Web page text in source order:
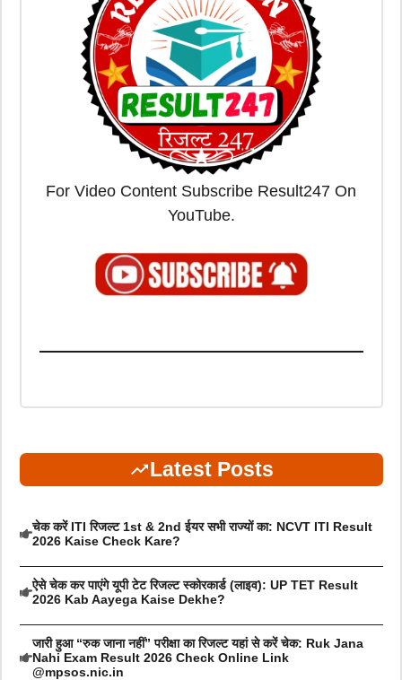
For Video Content Subscribe Result247 On
YouTube.
Latest Posts
चेक करें ITI रिजल्ट 1st & 2nd ईयर सभी राज्यों का: NCVT ITI Result
2026 Kaise Check Kare?
ऐसे चेक कर पाएंगे यूपी टेट रिजल्ट स्कोरकार्ड (लाइव): UP TET Result
2026 Kab Aayega Kaise Dekhe?
जारी हुआ “रुक जाना नहीं” परीक्षा का रिजल्ट यहां से करें चेक: Ruk Jana
Nahi Exam Result 2026 Check Online Link
@mpsos.nic.in